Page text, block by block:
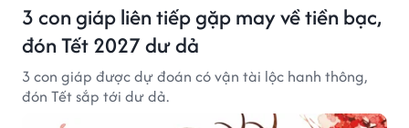
3 con giáp liên tiếp gặp may về tiền bạc,
đón Tết 2027 dư dả
3 con giáp được dự đoán có vận tài lộc hanh thông,
đón Tết sắp tới dư dả.